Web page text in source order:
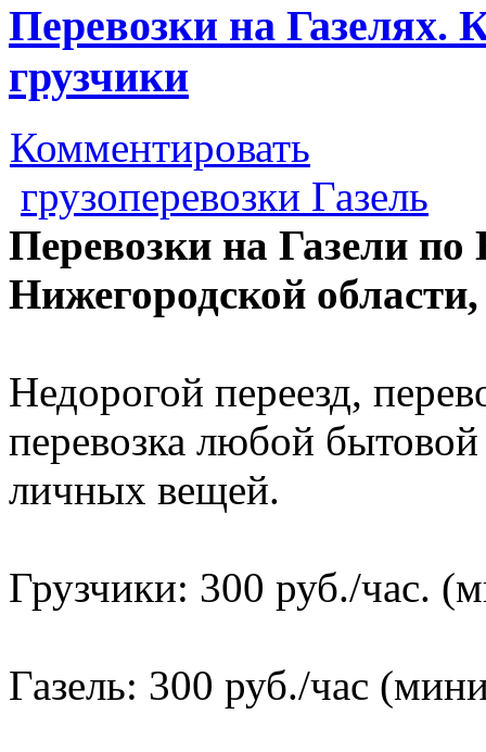
Перевозки на Газелях.
грузчики
Комментировать
грузоперевозки Газель
Перевозки на Газели
Нижегородской
Недорогой переезд,
перевозка любой
личных вещей.
Грузчики: 300 руб./час.
Газель: 300 руб./час